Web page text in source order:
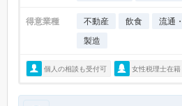
得意業種 不動産 飲食 流通
製造
個人の相談も受付可 女性税理士在籍